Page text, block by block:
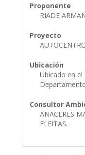
Proponente
RIADE
Proyecto
Ubicación
Ubicado en el
Consultor
ANACERES
FLEITAS.